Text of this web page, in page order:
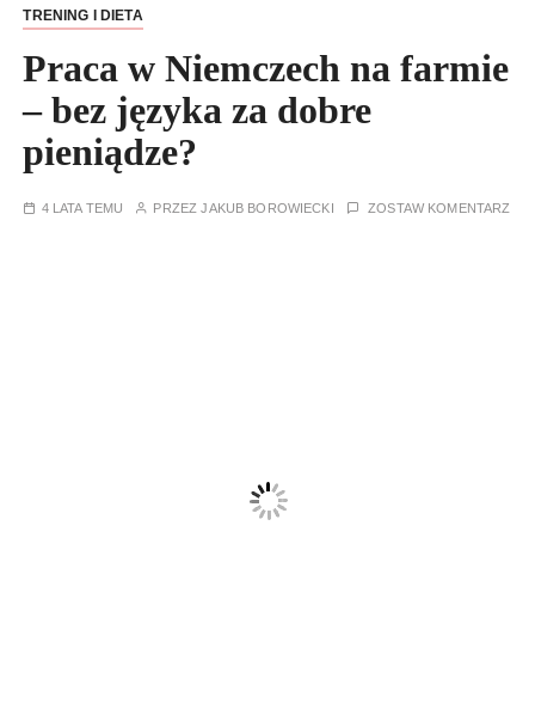
TRENING I DIETA
Praca w Niemczech na farmie
– bez języka za dobre
pieniądze?
4 LATA TEMU PRZEZJAKUB BOROWIECKI ZOSTAW KOMENTARZ